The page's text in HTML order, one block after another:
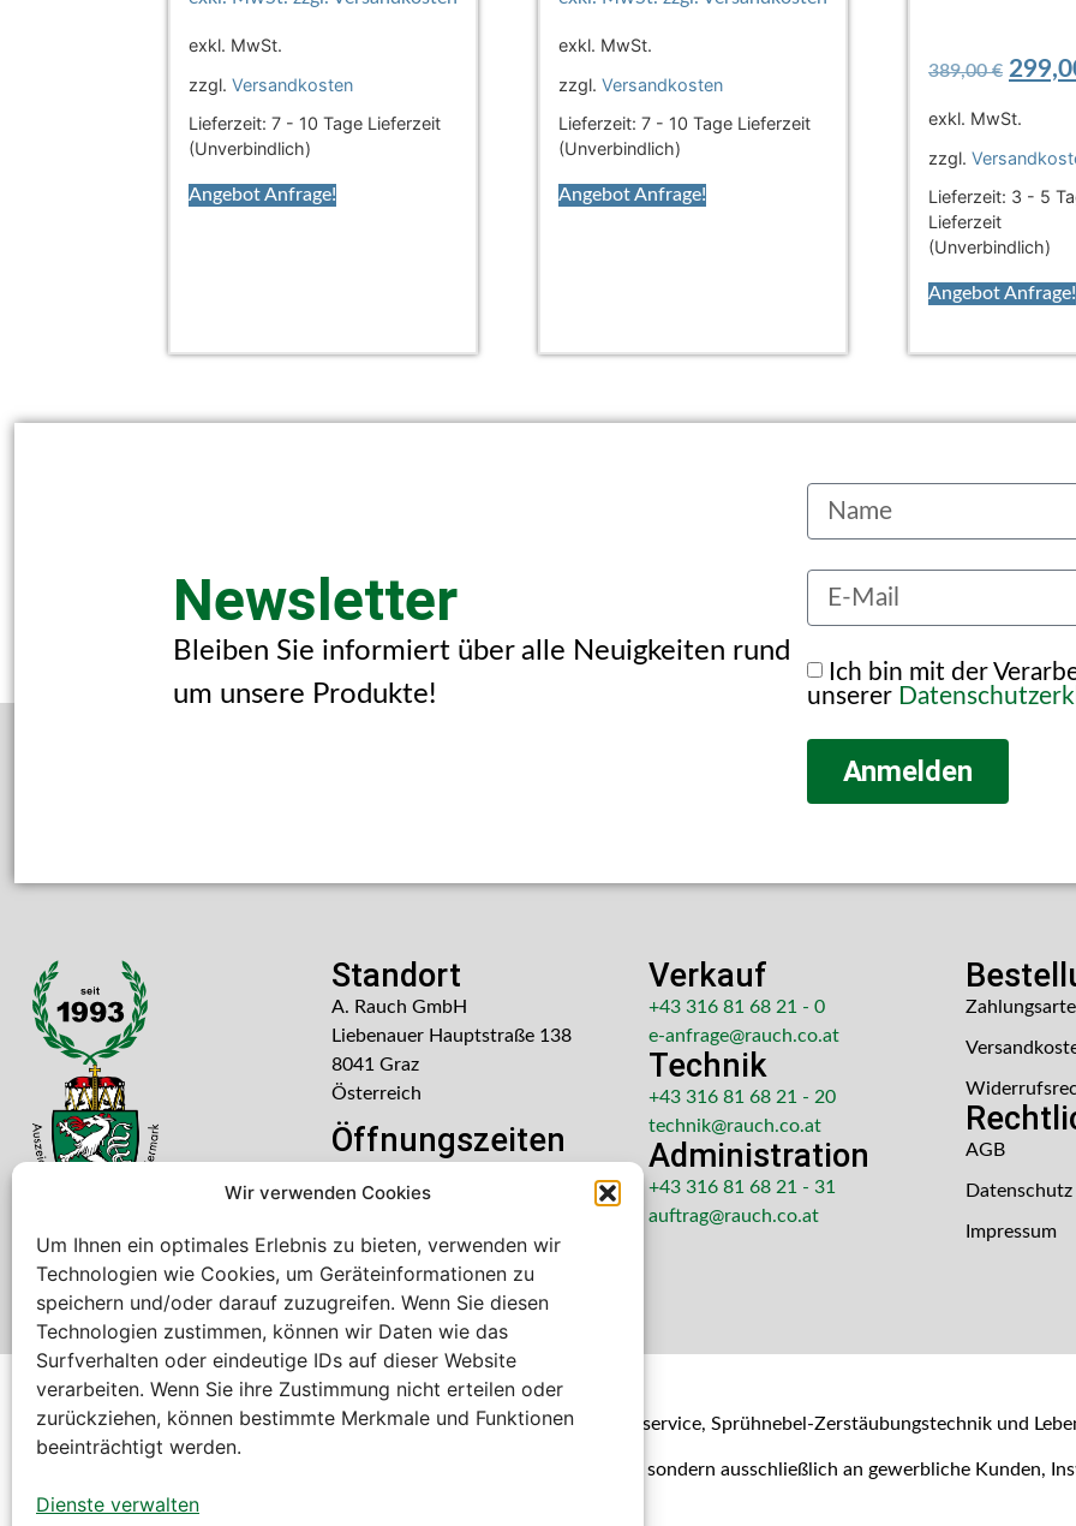
Wir verwenden Cookies
Um Ihnen ein optimales Erlebnis zu bieten, verwenden wir
Technologien wie Cookies, um Geräteinformationen zu
speichern und/oder darauf zuzugreifen. Wenn Sie diesen
Technologien zustimmen, können wir Daten wie das
Surfverhalten oder eindeutige IDs auf dieser Website
verarbeiten. Wenn Sie ihre Zustimmung nicht erteilen oder
zurückziehen, können bestimmte Merkmale und Funktionen
beeinträchtigt werden.
Dienste verwalten
exkl. MwSt.
zzgl. Versandkosten
Lieferzeit: 7 - 10 Tage Lieferzeit
(Unverbindlich)
Angebot Anfrage!
exkl. MwSt.
zzgl. Versandkosten
Lieferzeit: 7 - 10 Tage Lieferzeit
(Unverbindlich)
Angebot Anfrage!
389,00€
exkl. MwSt.
zzgl.
Lieferzeit: 3 - 5
Lieferzeit
(Unverbindlich)
Angebot Anfrage!
Newsletter
Bleiben Sie informiert über alle Neuigkeiten rund
um unsere Produkte!
Ich bin mit der
unserer
Anmelden
Standort
A. Rauch GmbH
Liebenauer Hauptstraße 138
8041 Graz
Österreich
Öffnungszeiten
Freitag: 08:00 – 14:30 Uhr
Verkauf
+43 316 81 68 21 - 0
e-anfrage@rauch.co.at
Technik
+43 316 81 68 21 - 20
technik@rauch.co.at
Administration
+43 316 81 68 21 - 31
auftrag@rauch.co.at
AGB
Datenschutz
Impressum
Bei diesem Webshop handelt es sich um einen B2B-Webshop
A. Rauch GmbH – Ihr Experte aus Österreich für Waagen, Eich- & Kalibrierservice, Sprühnebel-Zerstäubungstechnik und
Sämtliche Angebote der A. Rauch GmbH richten sich nicht an Verbraucher, sondern ausschließlich an gewerbliche Kunden,
der Schweiz (weitere Länder auf Anfrage).